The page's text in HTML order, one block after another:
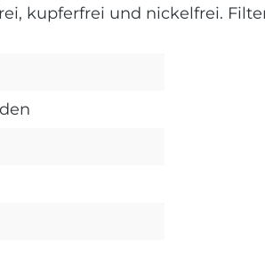
kupferfrei und nickelfrei.